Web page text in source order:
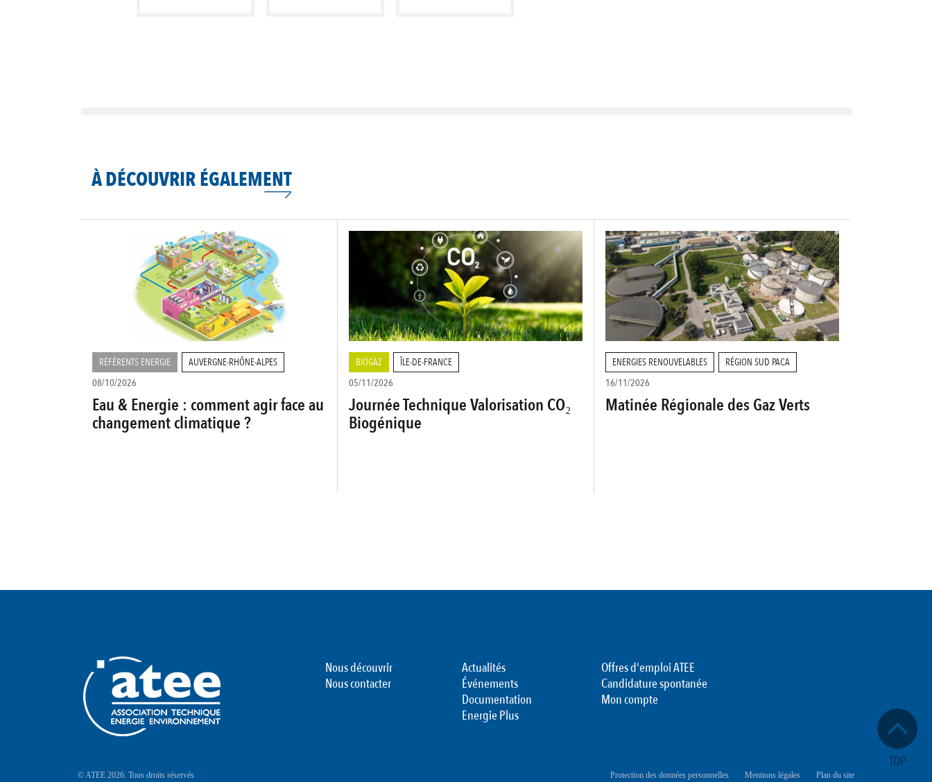
À DÉCOUVRIR ÉGALEMENT
RÉFÉRENTS ENERGIE
AUVERGNE-RHÔNE-ALPES
08/10/2026
Eau & Energie : comment agir face au
changement climatique ?
BIOGAZ
ÎLE-DE-FRANCE
05/11/2026
Journée Technique Valorisation CO₂
Biogénique
ENERGIES RENOUVELABLES
RÉGION SUD PACA
16/11/2026
Matinée Régionale des Gaz Verts
Nous découvrir
Nous contacter
Actualités
Événements
Documentation
Energie Plus
Offres d'emploi ATEE
Candidature spontanée
Mon compte
© ATEE 2026. Tous droits réservés Protection des données personnelles Mentions légales Plan du site